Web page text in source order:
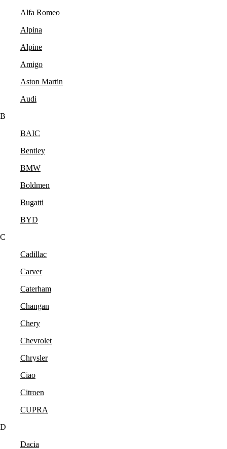
Alfa Romeo
Alpina
Alpine
Amigo
Aston Martin
Audi
B
BAIC
Bentley
BMW
Boldmen
Bugatti
BYD
C
Cadillac
Carver
Caterham
Changan
Chery
Chevrolet
Chrysler
Ciao
Citroen
CUPRA
D
Dacia